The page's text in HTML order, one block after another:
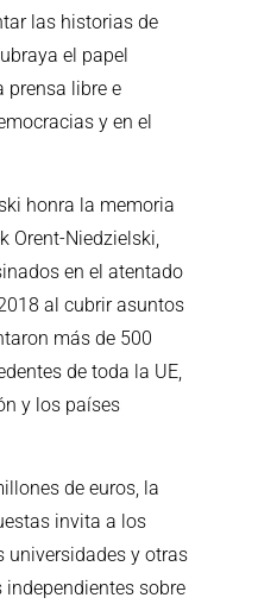
las historias de
el papel
prensa libre e
y en el
honra la memoria
Orent-Niedzielski,
en el atentado
al cubrir asuntos
más de 500
de toda la UE,
y los países
de euros, la
invita a los
universidades y otras
sobre